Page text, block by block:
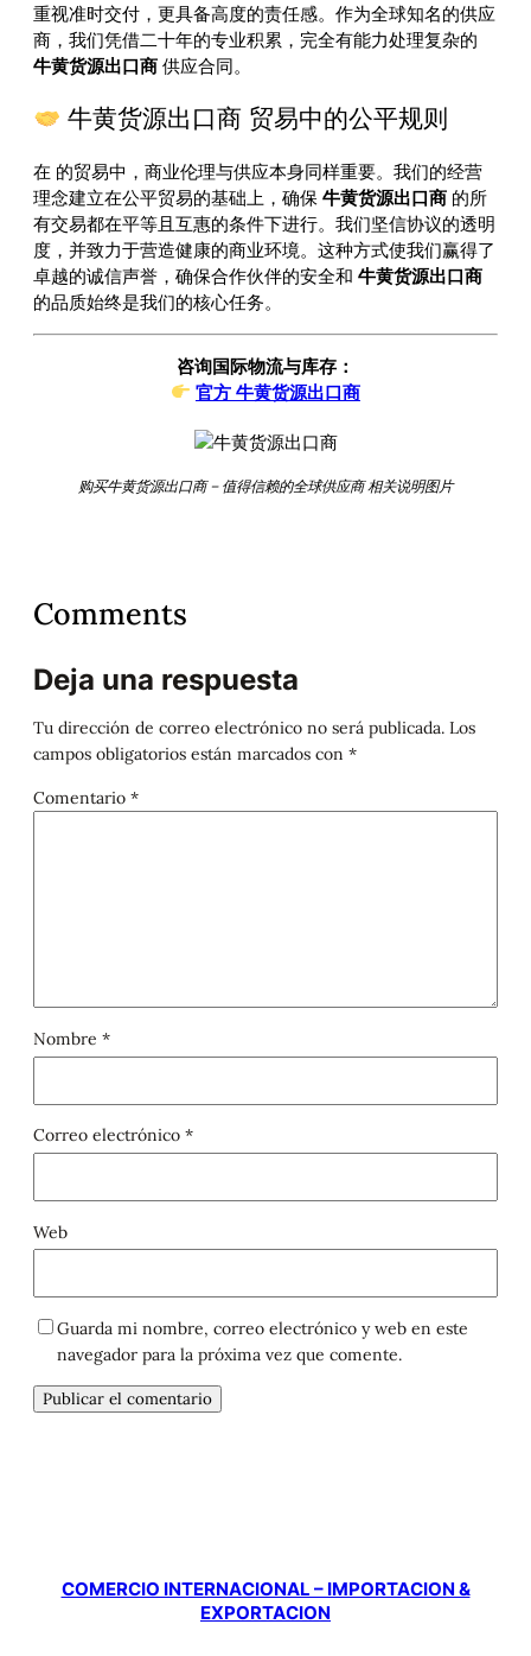
重视准时交付，更具备高度的责任感。作为全球知名的供应
商，我们凭借二十年的专业积累，完全有能力处理复杂的
牛黄货源出口商 供应合同。
牛黄货源出口商 贸易中的公平规则
在 的贸易中，商业伦理与供应本身同样重要。我们的经营
理念建立在公平贸易的基础上，确保 牛黄货源出口商 的所
有交易都在平等且互惠的条件下进行。我们坚信协议的透明
度，并致力于营造健康的商业环境。这种方式使我们赢得了
卓越的诚信声誉，确保合作伙伴的安全和 牛黄货源出口商
的品质始终是我们的核心任务。
咨询国际物流与库存：
官方 牛黄货源出口商
购买牛黄货源出口商 – 值得信赖的全球供应商 相关说明图片
Comments
Deja una respuesta
Tu dirección de correo electrónico no será publicada. Los
campos obligatorios están marcados con *
Comentario *
Nombre *
Correo electrónico *
Web
Guarda mi nombre, correo electrónico y web en este
navegador para la próxima vez que comente.
COMERCIO INTERNACIONAL – IMPORTACION &
EXPORTACION